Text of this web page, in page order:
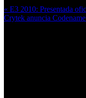
« E3 2010: Presentada
Crytek anuncia